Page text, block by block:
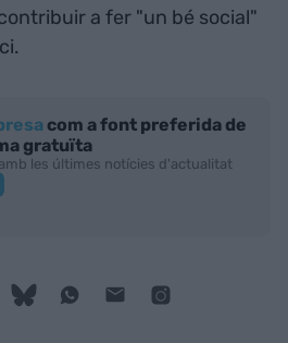
a fer "un bé social"
com a font preferida de
gratuïta
les últimes notícies d'actualitat